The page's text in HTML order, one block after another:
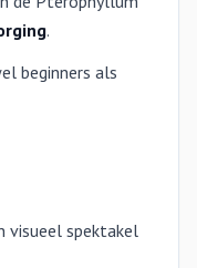
.
beginners als
visueel spektakel